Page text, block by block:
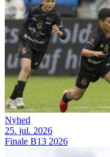
Nyhed
25. jul. 2026
Finale B13 2026